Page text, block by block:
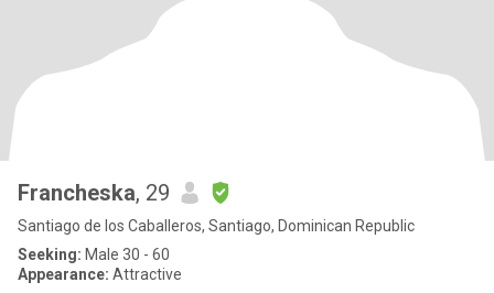
Francheska, 29
Santiago de los Caballeros, Santiago, Dominican Republic
Seeking: Male 30 - 60
Appearance: Attractive